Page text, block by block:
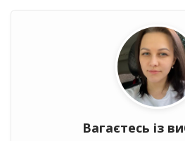
Вагаєтесь із